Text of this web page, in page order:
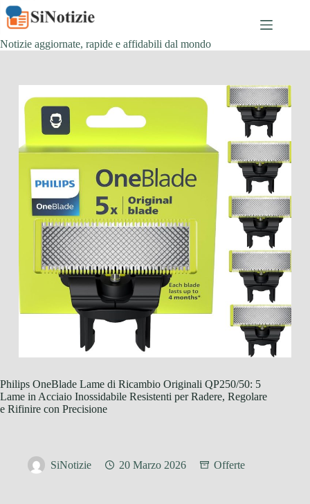
Salta
al
contenuto
Notizie aggiornate, rapide e affidabili dal mondo
Philips OneBlade Lame di Ricambio Originali QP250/50: 5
Lame in Acciaio Inossidabile Resistenti per Radere, Regolare
e Rifinire con Precisione
SiNotizie 20 Marzo 2026 Offerte